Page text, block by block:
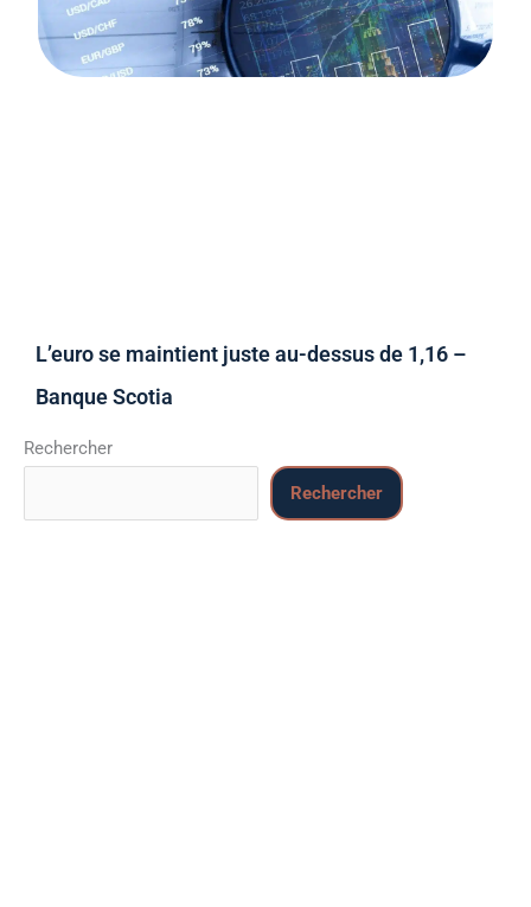
L’euro se maintient juste au-dessus de 1,16 –
Banque Scotia
Rechercher
Rechercher